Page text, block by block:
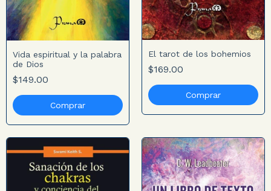
Vida espiritual y la palabra
de Dios
$149.00
El tarot de los bohemios
$169.00